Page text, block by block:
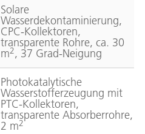
Solare
Wasserdekontaminierung,
CPC-Kollektoren,
transparente Rohre, ca. 30
m2, 37 Grad-Neigung
Photokatalytische
Wasserstofferzeugung mit
PTC-Kollektoren,
transparente Absorberrohre,
2 m2